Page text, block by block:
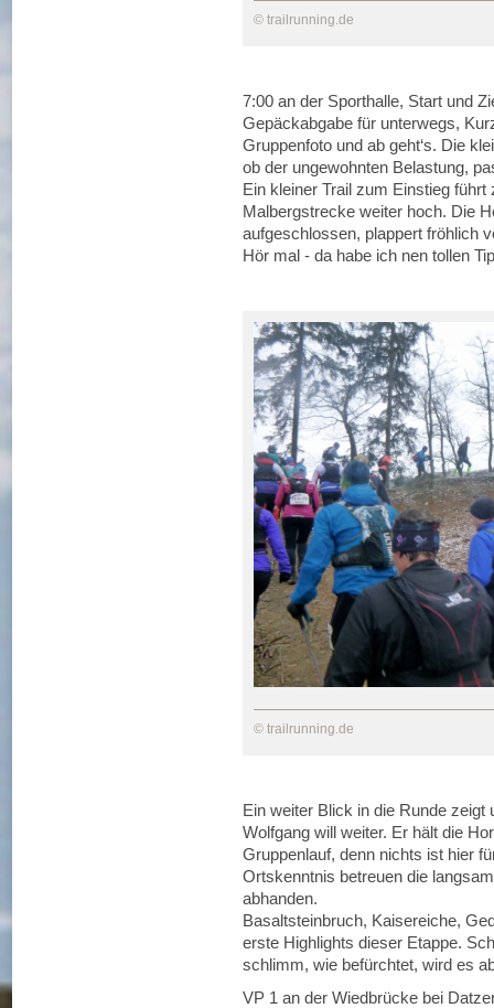
© trailrunning.de
7:00 an der Sporthalle, Start und
Gepäckabgabe für unterwegs,
Gruppenfoto und ab geht‘s. Die
ob der ungewohnten Belastung,
Ein kleiner Trail zum Einstieg
Malbergstrecke weiter hoch. Die
aufgeschlossen, plappert fröhlich
Hör mal - da habe ich nen tollen
© trailrunning.de
Ein weiter Blick in die Runde
Wolfgang will weiter. Er hält die
Gruppenlauf, denn nichts ist hier
Ortskenntnis betreuen die
abhanden.
Basaltsteinbruch, Kaisereiche,
erste Highlights dieser Etappe.
schlimm, wie befürchtet, wird es
VP 1 an der Wiedbrücke bei